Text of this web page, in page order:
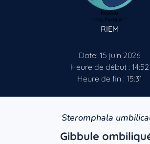
RIEM
Date: 15 juin 2026
Heure de début : 14:52
Heure de fin : 15:31
Steromphala
Gibbule